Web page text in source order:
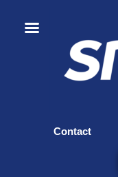
Contact